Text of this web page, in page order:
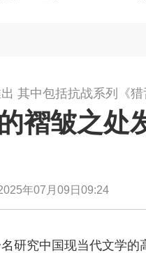
其中包括抗战系列《猎
褶皱之处
年07月09日09:24
研究中国现当代文学的